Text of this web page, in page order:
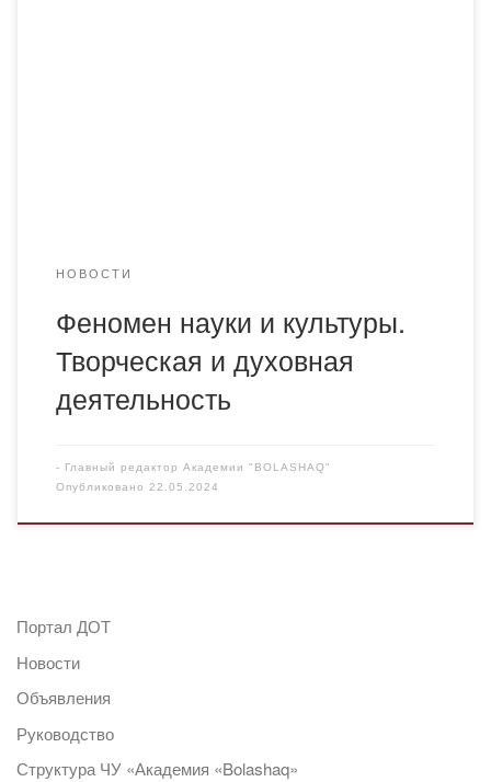
НОВОСТИ
Феномен науки и культуры.
Творческая и духовная
деятельность
- Главный редактор Академии "BOLASHAQ"
Опубликовано 22.05.2024
Портал ДОТ
Новости
Объявления
Руководство
Структура ЧУ «Академия «Bolashaq»